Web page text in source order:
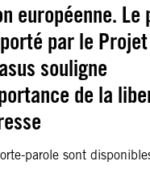
européenne. Le
par le Projet
souligne
de la
parole sont